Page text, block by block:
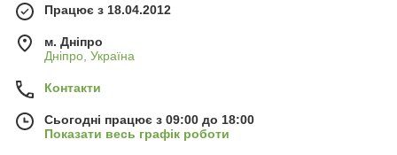
Працює з 18.04.2012
м. Дніпро
Дніпро, Україна
Контакти
Сьогодні працює з 09:00 до 18:00
Показати весь графік роботи